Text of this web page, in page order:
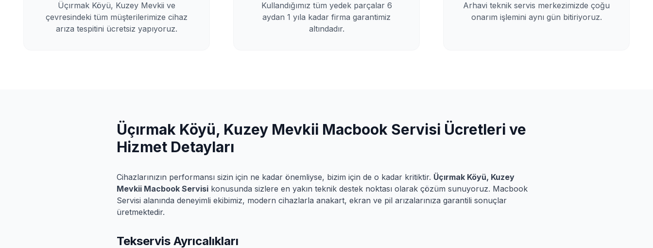
Üçırmak Köyü, Kuzey Mevkii ve
çevresindeki tüm müşterilerimize cihaz
arıza tespitini ücretsiz yapıyoruz.
Kullandığımız tüm yedek parçalar 6
aydan 1 yıla kadar firma garantimiz
altındadır.
Arhavi teknik servis merkezimizde çoğu
onarım işlemini aynı gün bitiriyoruz.
Üçırmak Köyü, Kuzey Mevkii Macbook Servisi Ücretleri ve
Hizmet Detayları
Cihazlarınızın performansı sizin için ne kadar önemliyse, bizim için de o kadar kritiktir. Üçırmak Köyü, Kuzey
Mevkii Macbook Servisi konusunda sizlere en yakın teknik destek noktası olarak çözüm sunuyoruz. Macbook
Servisi alanında deneyimli ekibimiz, modern cihazlarla anakart, ekran ve pil arızalarınıza garantili sonuçlar
üretmektedir.
Tekservis Ayrıcalıkları